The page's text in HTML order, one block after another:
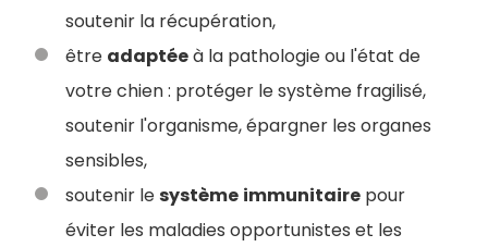
soutenir la récupération,
être adaptéeà la pathologie ou l'état de
votre chien : protéger le système fragilisé,
soutenir l'organisme, épargner les organes
sensibles,
soutenir lesystème immunitaire pour
éviter les maladies opportunistes et les